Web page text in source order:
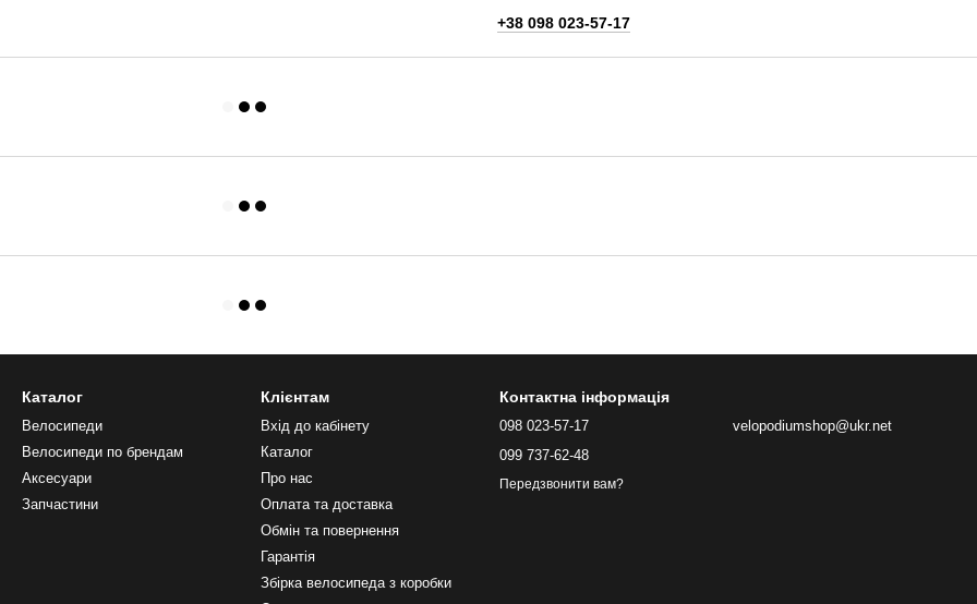
+38 098 023-57-17
Каталог
Велосипеди
Велосипеди по брендам
Аксесуари
Запчастини
Клієнтам
Вхід до кабінету
Каталог
Про нас
Оплата та доставка
Обмін та повернення
Гарантія
Збірка велосипеда з коробки
Контактна інформація
098 023-57-17
099 737-62-48
Передзвонити вам?
velopodiumshop@ukr.net